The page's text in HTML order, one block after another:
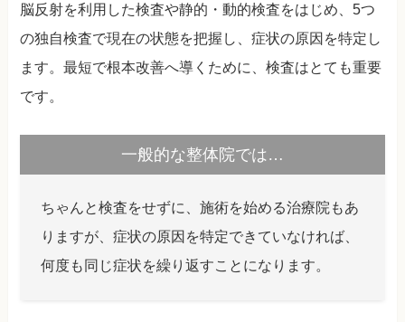
脳反射を利用した検査や静的・動的検査をはじめ、5つ
の独自検査で現在の状態を把握し、症状の原因を特定し
ます。最短で根本改善へ導くために、検査はとても重要
です。
一般的な整体院では…
ちゃんと検査をせずに、施術を始める治療院もあ
りますが、症状の原因を特定できていなければ、
何度も同じ症状を繰り返すことになります。